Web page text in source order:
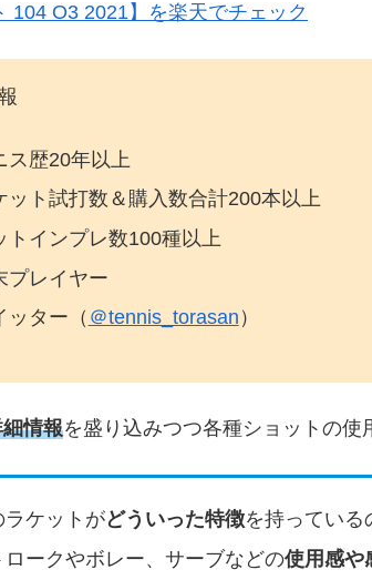
104 O3 2021】を楽天でチェック
ス歴20年以上
ット試打数＆購入数合計200本以上
トインプレ数100種以上
プレイヤー
ッター（ ＠tennis_torasan ）
情報を盛り込みつつ各種ショットの使
ラケットがどういった特徴を持っている
ロークやボレー、サーブなどの使用感や